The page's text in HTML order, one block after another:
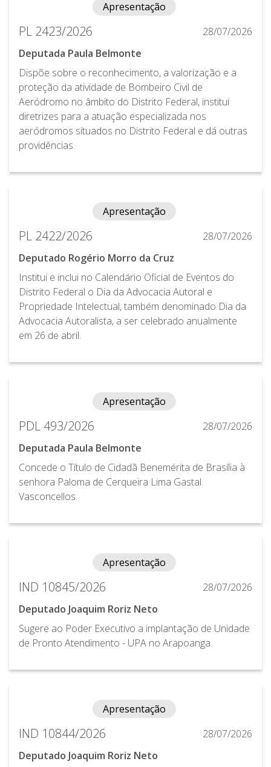
Apresentação
PL 2423/2026
28/07/2026
Deputada Paula Belmonte
Dispõe sobre o reconhecimento, a valorização e a
proteção da atividade de Bombeiro Civil de
Aeródromo no âmbito do Distrito Federal, institui
diretrizes para a atuação especializada nos
aeródromos situados no Distrito Federal e dá outras
providências.
Apresentação
PL 2422/2026
28/07/2026
Deputado Rogério Morro da Cruz
Institui e inclui no Calendário Oficial de Eventos do
Distrito Federal o Dia da Advocacia Autoral e
Propriedade Intelectual, também denominado Dia da
Advocacia Autoralista, a ser celebrado anualmente
em 26 de abril.
Apresentação
PDL 493/2026
28/07/2026
Deputada Paula Belmonte
Concede o Título de Cidadã Benemérita de Brasília à
senhora Paloma de Cerqueira Lima Gastal
Vasconcellos.
Apresentação
IND 10845/2026
28/07/2026
Deputado Joaquim Roriz Neto
Sugere ao Poder Executivo a implantação de Unidade
de Pronto Atendimento - UPA no Arapoanga.
Apresentação
IND 10844/2026
28/07/2026
Deputado Joaquim Roriz Neto